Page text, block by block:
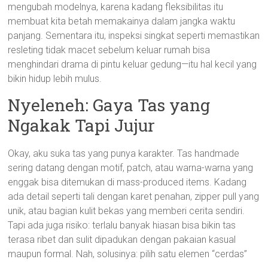
mengubah modelnya, karena kadang fleksibilitas itu
membuat kita betah memakainya dalam jangka waktu
panjang. Sementara itu, inspeksi singkat seperti memastikan
resleting tidak macet sebelum keluar rumah bisa
menghindari drama di pintu keluar gedung—itu hal kecil yang
bikin hidup lebih mulus.
Nyeleneh: Gaya Tas yang
Ngakak Tapi Jujur
Okay, aku suka tas yang punya karakter. Tas handmade
sering datang dengan motif, patch, atau warna-warna yang
enggak bisa ditemukan di mass-produced items. Kadang
ada detail seperti tali dengan karet penahan, zipper pull yang
unik, atau bagian kulit bekas yang memberi cerita sendiri.
Tapi ada juga risiko: terlalu banyak hiasan bisa bikin tas
terasa ribet dan sulit dipadukan dengan pakaian kasual
maupun formal. Nah, solusinya: pilih satu elemen “cerdas”